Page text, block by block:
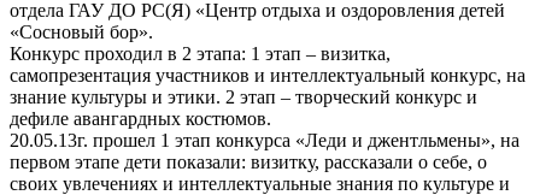
отдела ГАУ ДО РС(Я) «Центр отдыха и оздоровления детей
«Сосновый бор».
Конкурс проходил в 2 этапа: 1 этап – визитка,
самопрезентация участников и интеллектуальный конкурс, на
знание культуры и этики. 2 этап – творческий конкурс и
дефиле авангардных костюмов.
20.05.13г. прошел 1 этап конкурса «Леди и джентльмены», на
первом этапе дети показали: визитку, рассказали о себе, о
своих увлечениях и интеллектуальные знания по культуре и